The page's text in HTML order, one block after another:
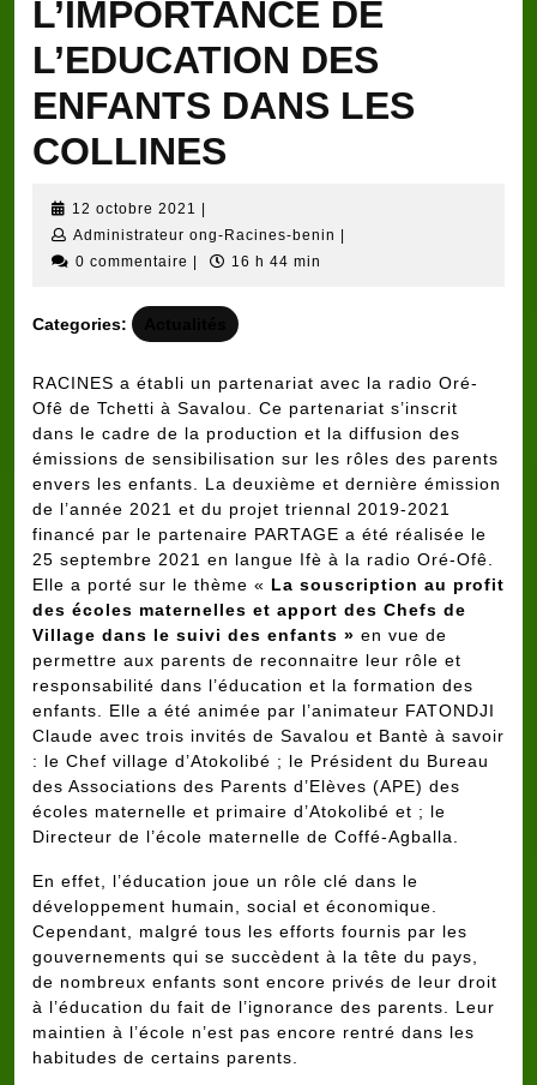
L’IMPORTANCE DE
L’EDUCATION DES
ENFANTS DANS LES
COLLINES
12 octobre 2021 12
octobre
2021
Administrateur ong-Racines-benin Administrateur
0 commentaire
16 h 44 min
Categories:
RACINES a établi un partenariat avec la radio Oré-
Ofê de Tchetti à Savalou. Ce partenariat s’inscrit
dans le cadre de la production et la diffusion des
émissions de sensibilisation sur les rôles des parents
envers les enfants. La deuxième et dernière émission
de l’année 2021 et du projet triennal 2019-2021
financé par le partenaire PARTAGE a été réalisée le
25 septembre 2021 en langue Ifè à la radio Oré-Ofê.
Elle a porté sur le thème « La souscription au profit
des écoles maternelles et apport des Chefs de
Village dans le suivi des enfants » en vue de
permettre aux parents de reconnaitre leur rôle et
responsabilité dans l’éducation et la formation des
enfants. Elle a été animée par l’animateur FATONDJI
Claude avec trois invités de Savalou et Bantè à savoir
: le Chef village d’Atokolibé ; le Président du Bureau
des Associations des Parents d’Elèves (APE) des
écoles maternelle et primaire d’Atokolibé et ; le
Directeur de l’école maternelle de Coffé-Agballa.
En effet, l’éducation joue un rôle clé dans le
développement humain, social et économique.
Cependant, malgré tous les efforts fournis par les
gouvernements qui se succèdent à la tête du pays,
de nombreux enfants sont encore privés de leur droit
à l’éducation du fait de l’ignorance des parents. Leur
maintien à l’école n’est pas encore rentré dans les
habitudes de certains parents.